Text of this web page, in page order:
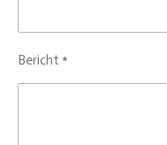
Bericht *